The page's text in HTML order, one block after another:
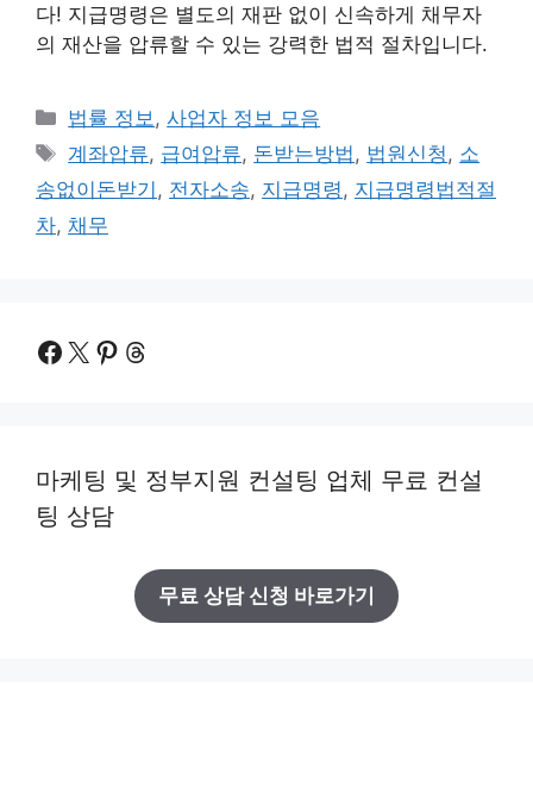
다! 지급명령은 별도의 재판 없이 신속하게 채무자
의 재산을 압류할 수 있는 강력한 법적 절차입니다.
카
테
고
리
법률 정보 ,사업자 정보 모음
태
그
계좌압류, 급여압류, 돈받는방법 , 법원신청 , 소
송없이돈받기 , 전자소송, 지급명령 , 지급명령법적절
차, 채무
Facebook
X Pinterest
Threads
마케팅 및 정부지원 컨설팅 업체 무료 컨설
팅 상담
무료 상담 신청 바로가기